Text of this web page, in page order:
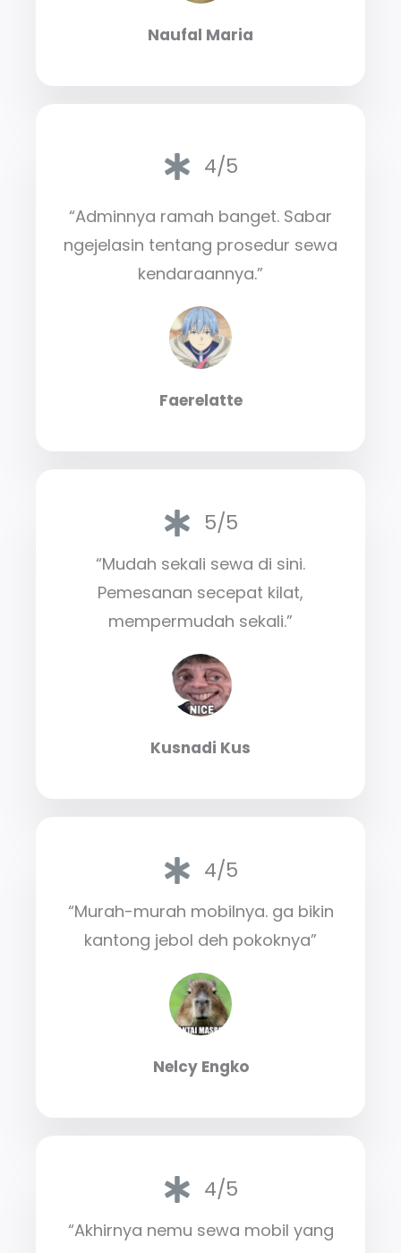
Naufal Maria
4/5
“Adminnya ramah banget. Sabar
ngejelasin tentang prosedur sewa
kendaraannya.”
Faerelatte
5/5
“Mudah sekali sewa di sini.
Pemesanan secepat kilat,
mempermudah sekali.”
Kusnadi Kus
4/5
“Murah-murah mobilnya. ga bikin
kantong jebol deh pokoknya”
Nelcy Engko
4/5
“Akhirnya nemu sewa mobil yang